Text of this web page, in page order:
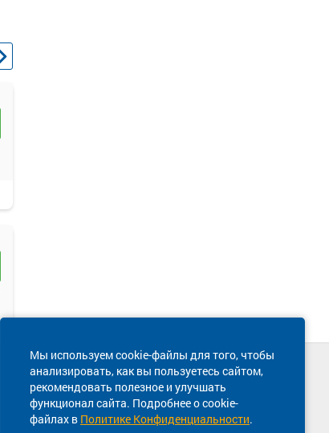
Мы используем cookie-файлы для того, чтобы
анализировать, как вы пользуетесь сайтом,
рекомендовать полезное и улучшать
функционал сайта. Подробнее о cookie-
файлах в Политике Конфиденциальности.
Техническая поддержка сайта
8 800 600-03-38